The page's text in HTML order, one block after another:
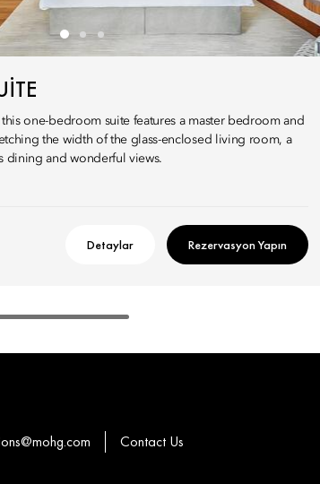
one-bedroom suite features a master bedroom and
the width of the glass-enclosed living room, a
dining and wonderful views.
Detaylar Rezervasyon Yapın
Contact Us